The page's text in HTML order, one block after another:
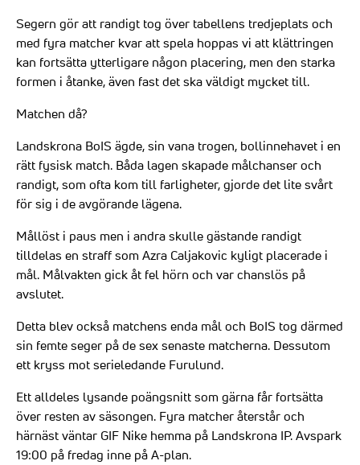
Segern gör att randigt tog över tabellens tredjeplats och
med fyra matcher kvar att spela hoppas vi att klättringen
kan fortsätta ytterligare någon placering, men den starka
formen i åtanke, även fast det ska väldigt mycket till.
Matchen då?
Landskrona BoIS ägde, sin vana trogen, bollinnehavet i en
rätt fysisk match. Båda lagen skapade målchanser och
randigt, som ofta kom till farligheter, gjorde det lite svårt
för sig i de avgörande lägena.
Mållöst i paus men i andra skulle gästande randigt
tilldelas en straff som Azra Caljakovic kyligt placerade i
mål. Målvakten gick åt fel hörn och var chanslös på
avslutet.
Detta blev också matchens enda mål och BoIS tog därmed
sin femte seger på de sex senaste matcherna. Dessutom
ett kryss mot serieledande Furulund.
Ett alldeles lysande poängsnitt som gärna får fortsätta
över resten av säsongen. Fyra matcher återstår och
härnäst väntar GIF Nike hemma på Landskrona IP. Avspark
19:00 på fredag inne på A-plan.